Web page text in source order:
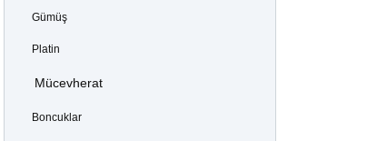
Gümüş
Platin
Mücevherat
Boncuklar